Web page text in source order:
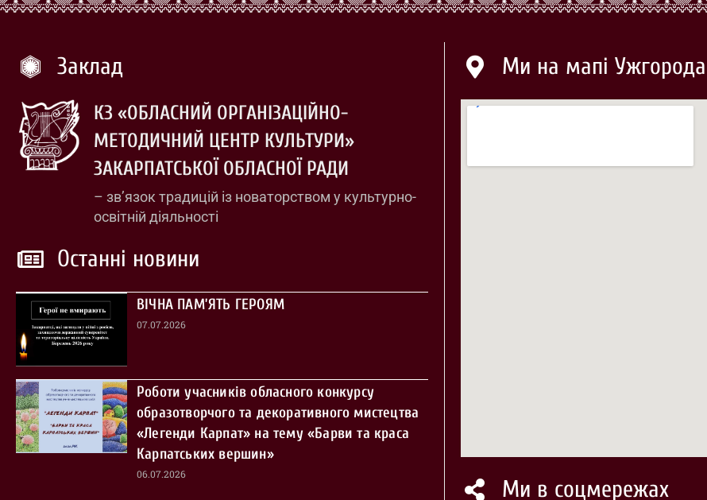
Заклад
КЗ «ОБЛАСНИЙ ОРГАНІЗАЦІЙНО-
МЕТОДИЧНИЙ ЦЕНТР КУЛЬТУРИ»
ЗАКАРПАТСЬКОЇ ОБЛАСНОЇ РАДИ
– зв’язок традицій із новаторством у культурно-
освітній діяльності
Останні новини
ВІЧНА ПАМ’ЯТЬ ГЕРОЯМ
07.07.2026
Роботи учасників обласного конкурсу
образотворчого та декоративного мистецтва
«Легенди Карпат» на тему «Барви та краса
Карпатських вершин»
06.07.2026
Ми на мапі Ужгорода
Ми в соцмережах